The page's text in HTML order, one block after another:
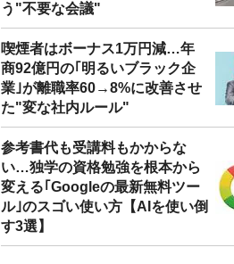
う"不要な会議"
喫煙者はボーナス1万円減…年
商92億円の｢明るいブラック企
業｣が離職率60→8%に改善させ
た"変な社内ルール"
参考書代も受講料もかからな
い…独学の資格勉強を根本から
変える｢Googleの最新無料ツー
ル｣のスゴい使い方【AIを使い倒
す3選】